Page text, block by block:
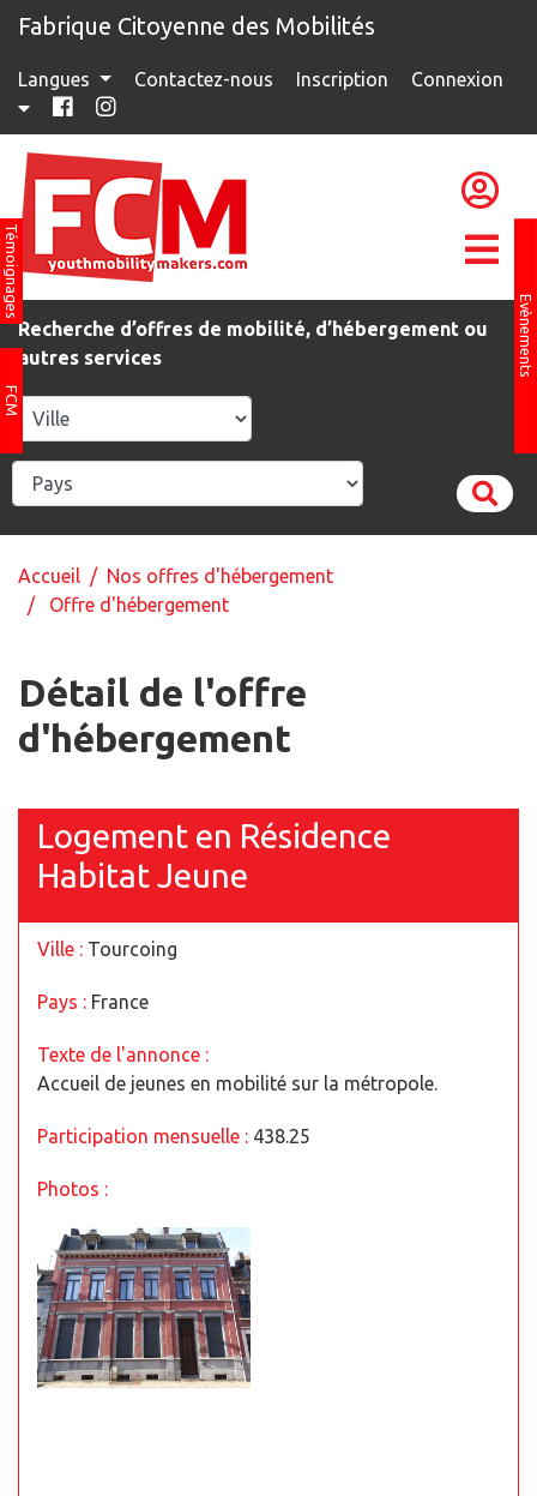
Fabrique Citoyenne des Mobilités
Langues Contactez-nous Inscription Connexion
Témoignages
FCM
Evènements
Recherche d’offres de mobilité, d’hébergement ou
autres services
Accueil / Nos offres d'hébergement
/ Offre d'hébergement
Détail de l'offre
d'hébergement
Logement en Résidence
Habitat Jeune
Ville : Tourcoing
Pays : France
Texte de l'annonce :
Accueil de jeunes en mobilité sur la métropole.
Participation mensuelle : 438.25
Photos :